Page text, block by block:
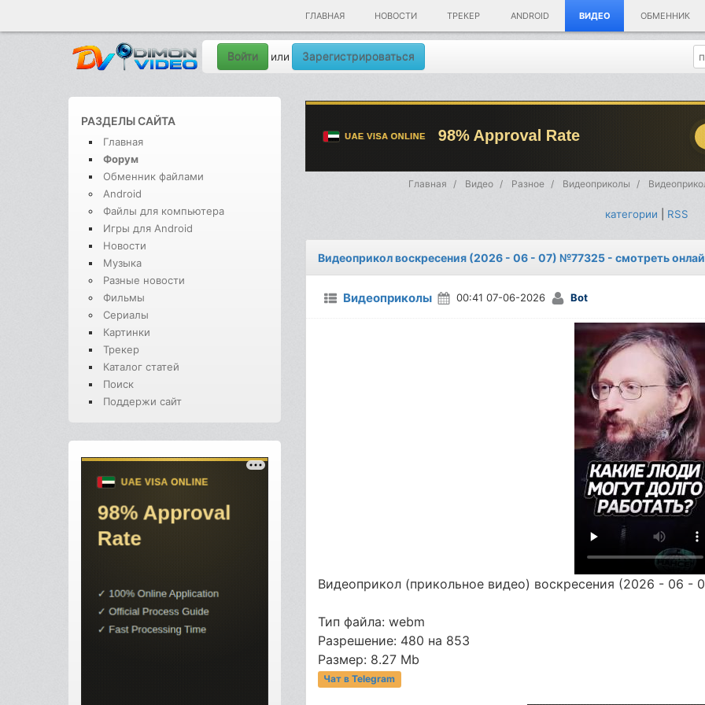
ГЛАВНАЯ НОВОСТИ ТРЕКЕР ANDROID ВИДЕО ОБМЕННИК
Войти или Зарегистрироваться
РАЗДЕЛЫ САЙТА
Главная
Форум
Обменник файлами
Android
Файлы для компьютера
Игры для Android
Новости
Музыка
Разные новости
Фильмы
Сериалы
Картинки
Трекер
Каталог статей
Поиск
Поддержи сайт
Главная Видео Разное Видеоприколы
категории RSS
Видеоприкол воскресения (2026 - 06 - 07) №77325 - смотреть
Видеоприколы 00:41 07-06-2026 Bot
Видеоприкол (прикольное видео) воскресения (2026 - 06 -
Тип файла: webm
Разрешение: 480 на 853
Размер: 8.27 Mb
Чат в Telegram